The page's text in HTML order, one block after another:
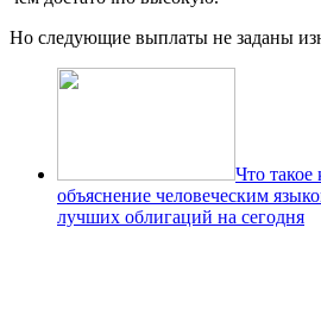
Но следующие выплаты не заданы
Что
объяснение человеческим
лучших облигаций на сегодня